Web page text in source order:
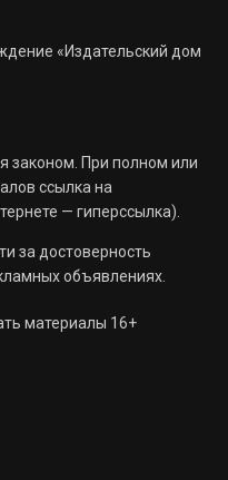
«Издательский дом
законом. При полном или
ссылка на
— гиперссылка).
за достоверность
объявлениях.
материалы 16+